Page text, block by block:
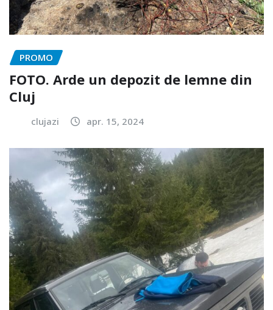
PROMO
FOTO. Arde un depozit de lemne din
Cluj
clujazi apr. 15, 2024